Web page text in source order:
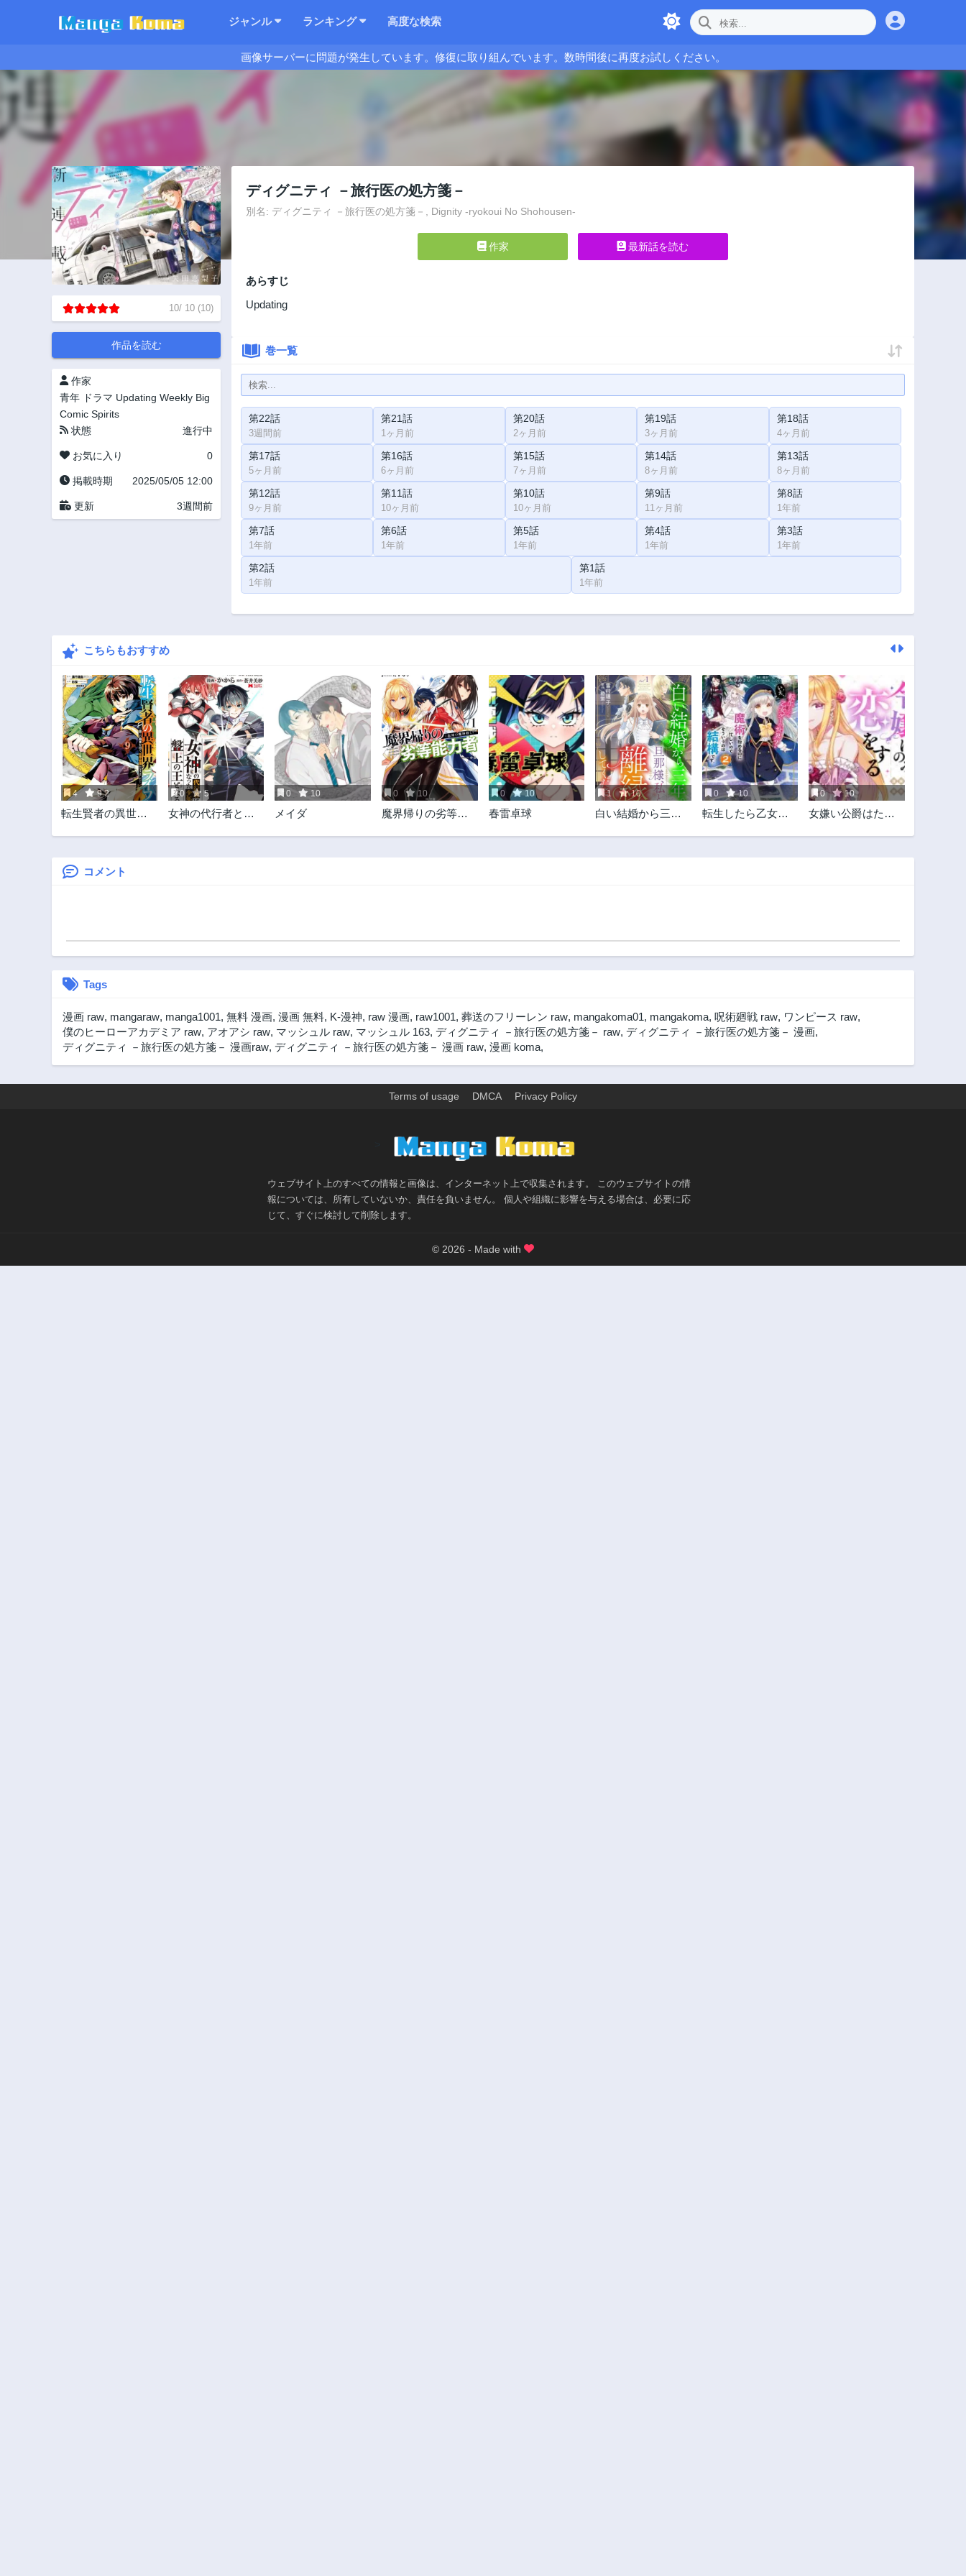
ジャンル ランキング 高度な検索
画像サーバーに問題が発生しています。修復に取り組んでいます。数時間後に再度お試しください。
10/ 10 (10)
作品を読む
作家
青年 ドラマ Updating Weekly Big
Comic Spirits
状態
進行中
お気に入り 0
掲載時期 2025/05/05 12:00
更新 3週間前
ディグニティ －旅行医の処方箋－
別名: ディグニティ －旅行医の処方箋－, Dignity -ryokoui No Shohousen-
作家 最新話を読む
あらすじ
Updating
巻一覧
第22話
3週間前
第21話
1ヶ月前
第20話
2ヶ月前
第19話
3ヶ月前
第18話
4ヶ月前
第17話
5ヶ月前
第16話
6ヶ月前
第15話
7ヶ月前
第14話
8ヶ月前
第13話
8ヶ月前
第12話
9ヶ月前
第11話
10ヶ月前
第10話
10ヶ月前
第9話
11ヶ月前
第8話
1年前
第7話
1年前
第6話
1年前
第5話
1年前
第4話
1年前
第3話
1年前
第2話
1年前
第1話
1年前
こちらもおすすめ
4 9.2
転生賢者の異世界
強になりました～
0 5
女神の代行者とな
0 10
メイダ
0 10
魔界帰りの劣等能
0 10
春雷卓球
1 10
白い結婚から三
0 10
転生したら乙女ゲ
忙しいのでそうい
0 10
女嫌い公爵はただ
コメント
Tags
漫画 raw, mangaraw, manga1001, 無料 漫画, 漫画 無料, K-漫神, raw 漫画, raw1001, 葬送のフリーレン raw, mangakoma01, mangakoma, 呪術廻戦 raw, ワンピース raw,
僕のヒーローアカデミア raw, アオアシ raw, マッシュル raw, マッシュル 163, ディグニティ －旅行医の処方箋－ raw, ディグニティ －旅行医の処方箋－ 漫画,
ディグニティ －旅行医の処方箋－ 漫画raw, ディグニティ －旅行医の処方箋－ 漫画 raw, 漫画 koma,
Terms of usage DMCA Privacy Policy
ウェブサイト上のすべての情報と画像は、インターネット上で収集されます。 このウェブサイトの情
報については、所有していないか、責任を負いません。 個人や組織に影響を与える場合は、必要に応
じて、すぐに検討して削除します。
© 2026 - Made with